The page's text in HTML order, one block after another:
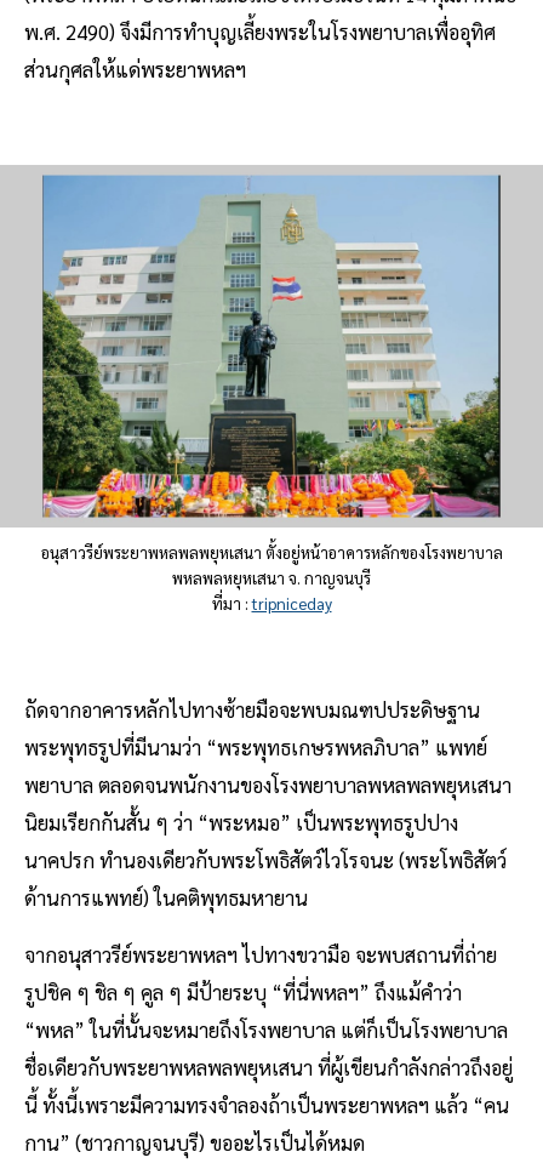
พ.ศ. 2490) จึงมีการทำบุญเลี้ยงพระในโรงพยาบาลเพื่ออุทิศ
ส่วนกุศลให้แด่พระยาพหลฯ
อนุสาวรีย์พระยาพหลพลพยุหเสนา ตั้งอยู่หน้าอาคารหลักของโรงพยาบาล
พหลพลหยุหเสนา จ. กาญจนบุรี
ที่มา :tripniceday
ถัดจากอาคารหลักไปทางซ้ายมือจะพบมณฑปประดิษฐาน
พระพุทธรูปที่มีนามว่า “พระพุทธเกษรพหลภิบาล” แพทย์
พยาบาล ตลอดจนพนักงานของโรงพยาบาลพหลพลพยุหเสนา
นิยมเรียกกันสั้น ๆ ว่า “พระหมอ” เป็นพระพุทธรูปปาง
นาคปรก ทำนองเดียวกับพระโพธิสัตว์ไวโรจนะ (พระโพธิสัตว์
ด้านการแพทย์) ในคติพุทธมหายาน
จากอนุสาวรีย์พระยาพหลฯ ไปทางขวามือ จะพบสถานที่ถ่าย
รูปชิค ๆ ชิล ๆ คูล ๆ มีป้ายระบุ “ที่นี่พหลฯ” ถึงแม้คำว่า
“พหล” ในที่นั้นจะหมายถึงโรงพยาบาล แต่ก็เป็นโรงพยาบาล
ชื่อเดียวกับพระยาพหลพลพยุหเสนา ที่ผู้เขียนกำลังกล่าวถึงอยู่
นี้ ทั้งนี้เพราะมีความทรงจำลองถ้าเป็นพระยาพหลฯ แล้ว “คน
กาน” (ชาวกาญจนบุรี) ขออะไรเป็นได้หมด